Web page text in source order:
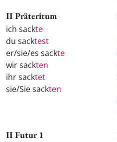
II Präteritum
ich sackte
du sacktest
er/sie/es sackte
wir sackten
ihr sacktet
sie/Sie sackten
II Futur 1